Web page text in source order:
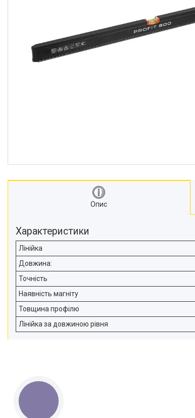
Опис
Характеристики
Лінійка
Довжина:
Точність
Наявність магніту
Товщина профілю
Лінійка за довжиною рівня